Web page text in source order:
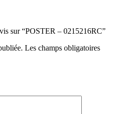
sur “POSTER – 0215216RC”
Les champs obligatoires